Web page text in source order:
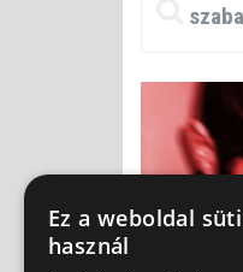
Ez a weboldal
használ